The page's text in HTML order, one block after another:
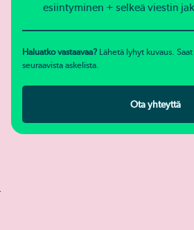
esiintyminen + selkeä viestin
Haluatko vastaavaa? Lähetä lyhyt kuvaus.
seuraavista askelista.
Ota yhteyttä